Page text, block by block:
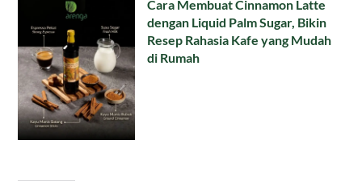
Cara Membuat Cinnamon Latte
dengan Liquid Palm Sugar, Bikin
Resep Rahasia Kafe yang Mudah
di Rumah